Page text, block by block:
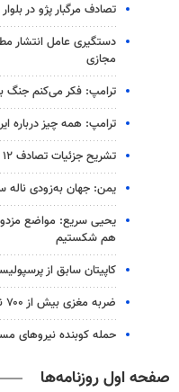
تصادف مرگبار پژو در
دستگیری عامل انتشار
مجازی
ترامپ: فکر می‌کنم جنگ با
ترامپ: همه چیز درباره
تشریح جزئیات تصادف ۱۲ خودرو با ۱۹ مصدوم
یمن: جهان به‌زودی ناله
یحیی سریع: مواضع
هم شکستیم
کاپیتان سابق از
ضربه مغزی بیش از ۷۰۰ نظامی آمریکایی در حملات ایران
حمله کوبنده نیروهای
صفحه اول روزنامه‌ها